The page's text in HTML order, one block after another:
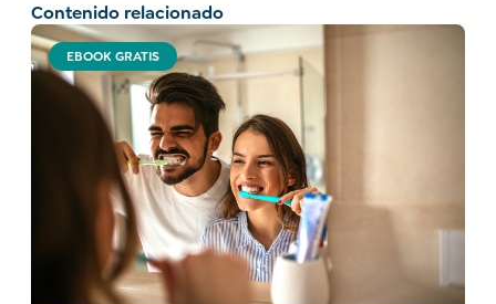
Contenido relacionado
EBOOK GRATIS